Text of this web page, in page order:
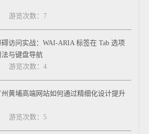
游览次数：7
访问实战：WAI-ARIA 标签在 Tab 选项
与键盘导航
游览次数：4
黄埔高端网站如何通过精细化设计提升
游览次数：5